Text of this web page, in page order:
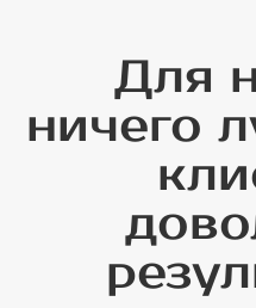
Для
ничего